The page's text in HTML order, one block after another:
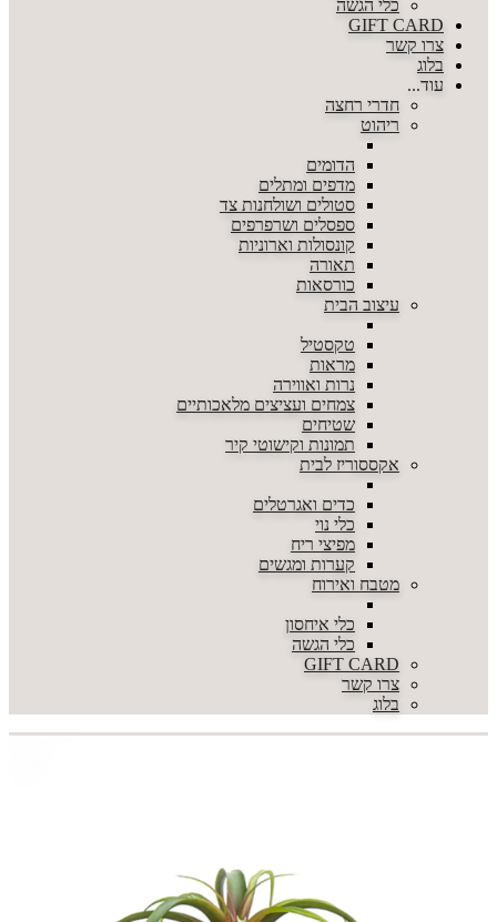
כלי הגשה
GIFT CARD
צרו קשר
בלוג
עוד...
חדרי רחצה
ריהוט
הדומים
מדפים ומתלים
סטולים ושולחנות צד
ספסלים ושרפרפים
קונסולות וארוניות
תאורה
כורסאות
עיצוב הבית
טקסטיל
מראות
נרות ואווירה
צמחים ועציצים מלאכותיים
שטיחים
תמונות וקישוטי קיר
אקססוריז לבית
כדים ואגרטלים
כלי נוי
מפיצי ריח
קערות ומגשים
מטבח ואירוח
כלי איחסון
כלי הגשה
GIFT CARD
צרו קשר
בלוג